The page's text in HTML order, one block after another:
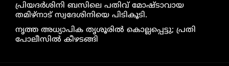
പ്രിയദർശിനി ബസിലെ പതിവ് മോഷ്ടാവായ
തമിഴ്നാട് സ്വദേശിനിയെ പിടികൂടി.
നൃത്ത അധ്യാപിക തൃശൂരിൽ കൊല്ലപ്പെട്ടു; പ്രതി
പോലീസിൽ കീഴടങ്ങി